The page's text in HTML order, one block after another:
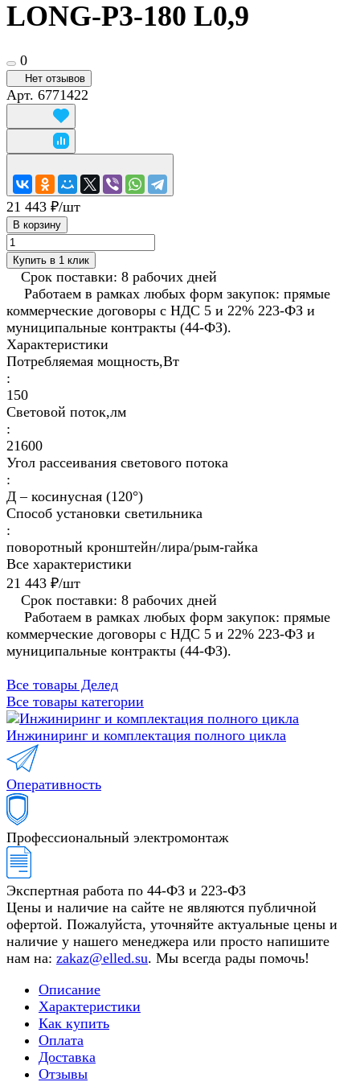
LONG-P3-180 L0,9
0
Нет отзывов
Арт. 6771422
21 443 ₽/шт
В корзину
Купить в 1 клик
Срок поставки: 8 рабочих дней
Работаем в рамках любых форм закупок: прямые
коммерческие договоры с НДС 5 и 22% 223-ФЗ и
муниципальные контракты (44-ФЗ).
Характеристики
Потребляемая мощность,Вт
:
150
Световой поток,лм
:
21600
Угол рассеивания светового потока
:
Д – косинусная (120°)
Способ установки светильника
:
поворотный кронштейн/лира/рым-гайка
Все характеристики
21 443 ₽/шт
Срок поставки: 8 рабочих дней
Работаем в рамках любых форм закупок: прямые
коммерческие договоры с НДС 5 и 22% 223-ФЗ и
муниципальные контракты (44-ФЗ).
Все товары Делед
Все товары категории
Инжиниринг и комплектация полного цикла
Оперативность
Профессиональный электромонтаж
Экспертная работа по 44-ФЗ и 223-ФЗ
Цены и наличие на сайте не являются публичной
офертой. Пожалуйста, уточняйте актуальные цены и
наличие у нашего менеджера или просто напишите
нам на: zakaz@elled.su. Мы всегда рады помочь!
Описание
Характеристики
Как купить
Оплата
Доставка
Отзывы